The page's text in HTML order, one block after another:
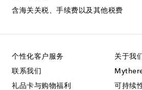
含海关关税、手续费以及其他税费
个性化客户服务
联系我们
礼品卡与购物福利
关于我
可持续